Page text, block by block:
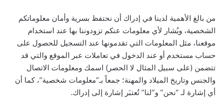
من بالغ الأهمية لدينا في إدراك أن نحتفظ بسرية وأمان معلوماتكم
الشخصية، ويُشار لأي معلومات عنكم تزودوننا بها عند استخدام
موقعنا، مثل المعلومات التي تقدمونها عند التسجيل للحصول على
حساب مستخدم أو عند الدخول في تعاملات عبر الموقع والتي قد
تتضمن (على سبيل المثال لا الحصر) اسمك ومعلومات الاتصال
والجنس وتاريخ الميلاد والمهنة؛ جمعاً بـ”معلومات شخصية”، كما أن
أي إشارة لـ “نحن” و”لنا” تُعتبَر إشارة إلى إدراك.